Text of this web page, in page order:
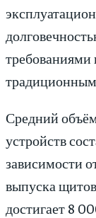
Средний
устройств
зависимости
выпуска
достигает 8